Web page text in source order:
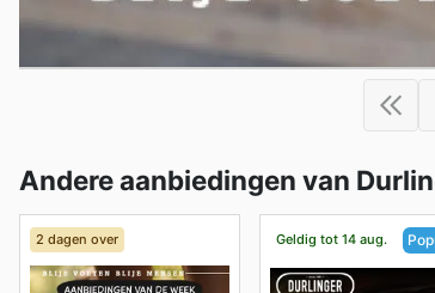
Andere aanbiedingen van
2 dagen over Geldig tot 14 aug.